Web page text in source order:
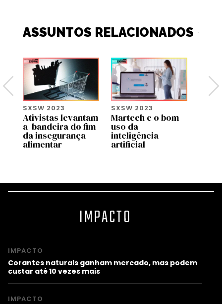
ASSUNTOS RELACIONADOS
SXSW 2023
Ativistas levantam
a bandeira do fim
da insegurança
alimentar
SXSW 2023
Martech e o bom
uso da
inteligência
artificial
IMPACTO
IMPACTO
Corantes naturais ganham mercado, mas podem
custar até 10 vezes mais
IMPACTO